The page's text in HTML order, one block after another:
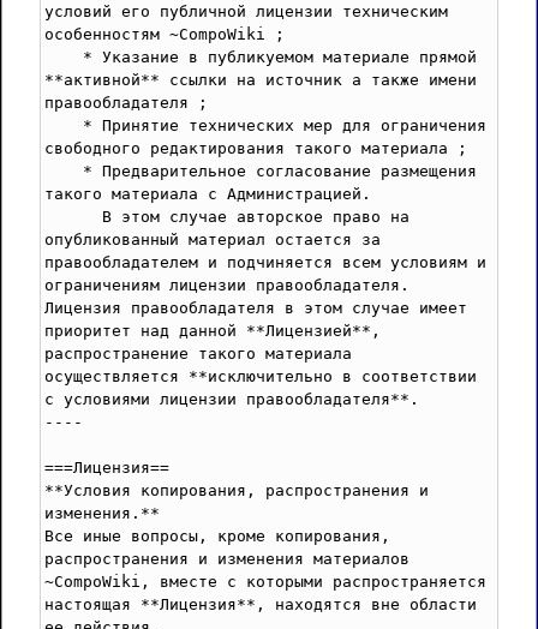
условий его публичной лицензии техническим
особенностям ~CompoWiki ;
* Указание в публикуемом материале прямой
**активной** ссылки на источник а также имени
правообладателя ;
* Принятие технических мер для ограничения
свободного редактирования такого материала ;
* Предварительное согласование размещения
такого материала с Администрацией.
В этом случае авторское право на
опубликованный материал остается за
правообладателем и подчиняется всем условиям и
ограничениям лицензии правообладателя.
Лицензия правообладателя в этом случае имеет
приоритет над данной **Лицензией**,
распространение такого материала
осуществляется **исключительно в соответствии
с условиями лицензии правообладателя**.
----
===Лицензия==
**Условия копирования, раcпространения и
изменения.**
Все иные вопросы, кроме копирования,
распространения и изменения материалов
~CompoWiki, вместе с которыми распространяется
настоящая **Лицензия**, находятся вне области